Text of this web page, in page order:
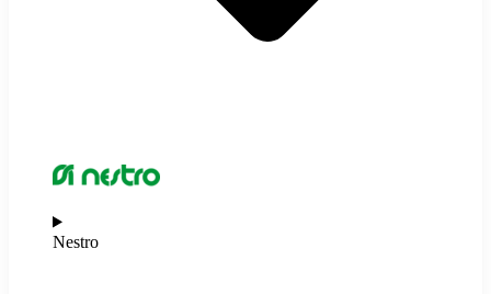
Nestro